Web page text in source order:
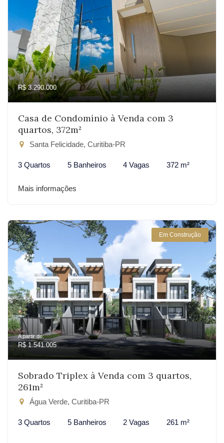
R$ 3.290.000
Casa de Condomínio à Venda com 3
quartos, 372m²
Santa Felicidade, Curitiba-PR
3 Quartos 5 Banheiros 4 Vagas 372 m²
Mais informações
Em Construção
A partir de:
R$ 1.541.005
Sobrado Triplex à Venda com 3 quartos,
261m²
Água Verde, Curitiba-PR
3 Quartos 5 Banheiros 2 Vagas 261 m²